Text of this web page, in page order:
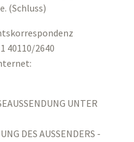
(Schluss)
40110/2640
UNTER
DES AUSSENDERS -